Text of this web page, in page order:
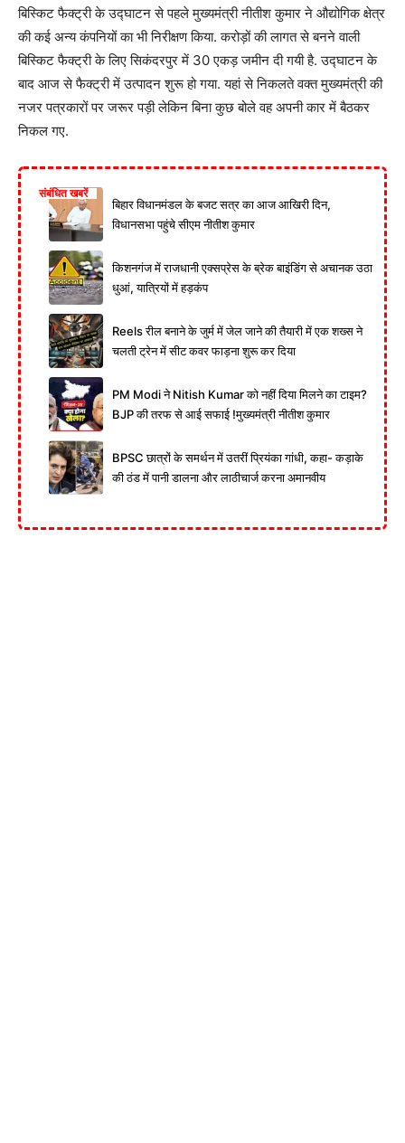
बिस्किट फैक्ट्री के उद्घाटन से पहले मुख्यमंत्री नीतीश कुमार ने औद्योगिक क्षेत्र
की कई अन्य कंपनियों का भी निरीक्षण किया. करोड़ों की लागत से बनने वाली
बिस्किट फैक्ट्री के लिए सिकंदरपुर में 30 एकड़ जमीन दी गयी है. उद्घाटन के
बाद आज से फैक्ट्री में उत्पादन शुरू हो गया. यहां से निकलते वक्त मुख्यमंत्री की
नजर पत्रकारों पर जरूर पड़ी लेकिन बिना कुछ बोले वह अपनी कार में बैठकर
निकल गए.
संबंधित खबरें
बिहार विधानमंडल के बजट सत्र का आज आखिरी दिन,
विधानसभा पहुंचे सीएम नीतीश कुमार
किशनगंज में राजधानी एक्सप्रेस के ब्रेक बाइंडिंग से अचानक उठा
धुआं, यात्रियों में हड़कंप
Reels रील बनाने के जुर्म में जेल जाने की तैयारी में एक शख्स ने
चलती ट्रेन में सीट कवर फाड़ना शुरू कर दिया
PM Modi ने Nitish Kumar को नहीं दिया मिलने का टाइम?
BJP की तरफ से आई सफाई !मुख्यमंत्री नीतीश कुमार
BPSC छात्रों के समर्थन में उतरीं प्रियंका गांधी, कहा- कड़ाके
की ठंड में पानी डालना और लाठीचार्ज करना अमानवीय